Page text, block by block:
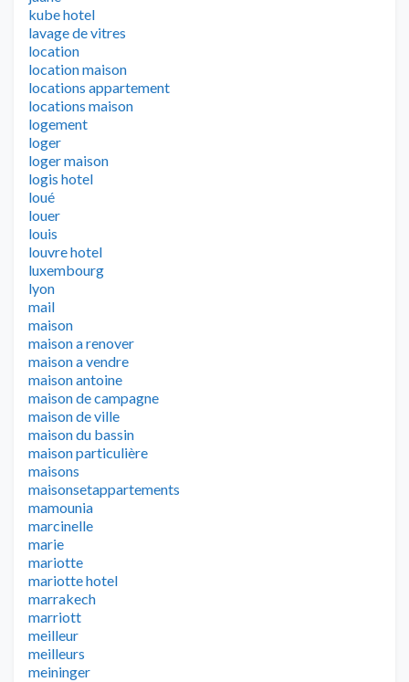
kube hotel
lavage de vitres
location
location maison
locations appartement
locations maison
logement
loger
loger maison
logis hotel
loué
louer
louis
louvre hotel
luxembourg
lyon
mail
maison
maison a renover
maison a vendre
maison antoine
maison de campagne
maison de ville
maison du bassin
maison particulière
maisons
maisonsetappartements
mamounia
marcinelle
marie
mariotte
mariotte hotel
marrakech
marriott
meilleur
meilleurs
meininger